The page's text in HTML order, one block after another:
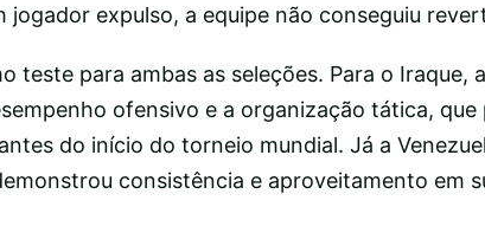
jogador expulso, a equipe não conseguiu
teste para ambas as seleções. Para o Iraque,
ofensivo e a organização tática, que
do início do torneio mundial. Já a
consistência e aproveitamento em